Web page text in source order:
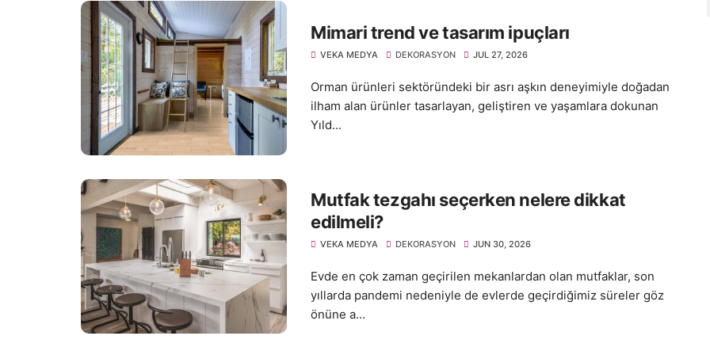
Mimari trend ve tasarım ipuçları
VEKA MEDYA DEKORASYON JUL 27, 2026
Orman ürünleri sektöründeki bir asrı aşkın deneyimiyle doğadan
ilham alan ürünler tasarlayan, geliştiren ve yaşamlara dokunan
Yıld...
Mutfak tezgahı seçerken nelere dikkat
edilmeli?
VEKA MEDYA DEKORASYON JUN 30, 2026
Evde en çok zaman geçirilen mekanlardan olan mutfaklar, son
yıllarda pandemi nedeniyle de evlerde geçirdiğimiz süreler göz
önüne a...